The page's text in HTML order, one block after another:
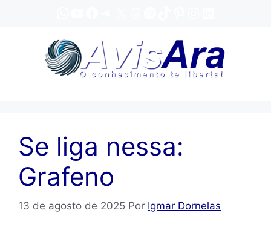
Se liga nessa:
Grafeno
13 de agosto de 2025 Por Igmar Dornelas